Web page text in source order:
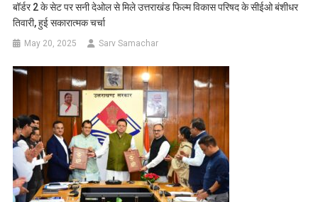
बॉर्डर 2 के सेट पर सनी देओल से मिले उत्तराखंड फिल्म विकास परिषद के सीईओ बंशीधर
तिवारी, हुई सकारात्मक चर्चा
May 20, 2025 Sarv Samachar